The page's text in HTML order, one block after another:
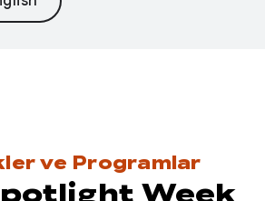
ve Programlar
Week